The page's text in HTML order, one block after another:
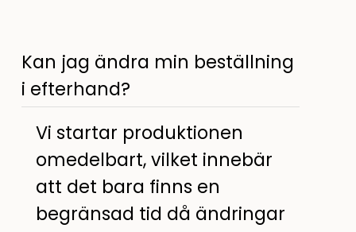
Kan jag ändra min beställning
i efterhand?
Vi startar produktionen
omedelbart, vilket innebär
att det bara finns en
begränsad tid då ändringar